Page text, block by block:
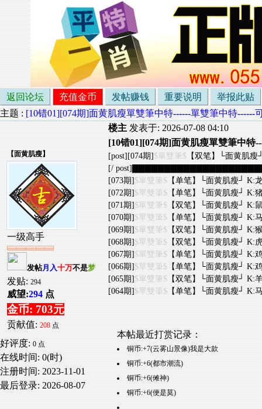
返回论坛 充值金币 发帖赚钱 重要说明
举报此贴
主题 : [10错01][074期]面黄肌瘦單雙筆中特------單雙筆中特------
【面黄肌瘦】
一级高手
发帖月入十万不是梦
发贴: 294
威望:294 点
金币: 703元
贡献值: 208 点
好评度: 0 点
在线时间: 0(时)
注册时间: 2023-11-01
最后登录: 2026-08-07
楼主 发表于: 2026-07-08 04:10
[10错01][074期]面黄肌瘦單雙筆中特
[post][074期]$單雙筆$ 【双笔】└面黄肌瘦
[/
[073期]$單雙筆$ 【单笔】└面黄肌瘦┘ K:
[072期]$單雙筆$ 【单笔】└面黄肌瘦┘ K:
[071期]$單雙筆$ 【双笔】└面黄肌瘦┘ K:
[070期]$單雙筆$ 【单笔】└面黄肌瘦┘ K:
[069期]$單雙筆$ 【双笔】└面黄肌瘦┘ K:
[068期]$單雙筆$ 【双笔】└面黄肌瘦┘ K:
[067期]$單雙筆$ 【单笔】└面黄肌瘦┘ K:
[066期]$單雙筆$ 【单笔】└面黄肌瘦┘ K:
[065期]$單雙筆$ 【双笔】└面黄肌瘦┘ K:
[064期]$單雙筆$ 【单笔】└面黄肌瘦┘ K:
本帖最近打赏记录：
铜币:+7(云雾山景像)我是大款
铜币:+6(都市潮流)
铜币:+6(傩神)
铜币:+6(便是莫)